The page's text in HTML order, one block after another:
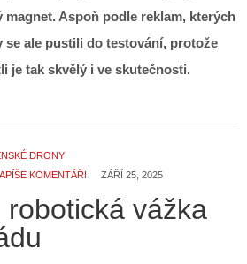
magnet. Aspoň podle reklam, kterých
se ale pustili do testování, protože
je tak skvělý i ve skutečnosti.
DRONY
KOMENTÁŘ!
ZÁŘÍ 25, 2025
robotická vážka